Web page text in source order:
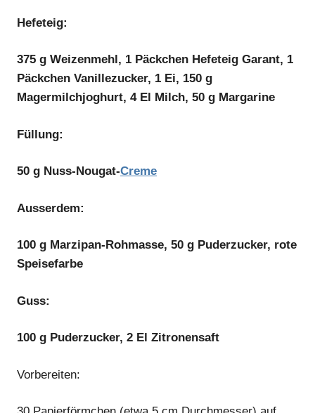
Hefeteig:
375 g Weizenmehl, 1 Päckchen Hefeteig Garant, 1
Päckchen Vanillezucker, 1 Ei, 150 g
Magermilchjoghurt, 4 El Milch, 50 g Margarine
Füllung:
50 g Nuss-Nougat-Creme
Ausserdem:
100 g Marzipan-Rohmasse, 50 g Puderzucker, rote
Speisefarbe
Guss:
100 g Puderzucker, 2 El Zitronensaft
Vorbereiten: